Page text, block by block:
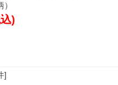
)
]